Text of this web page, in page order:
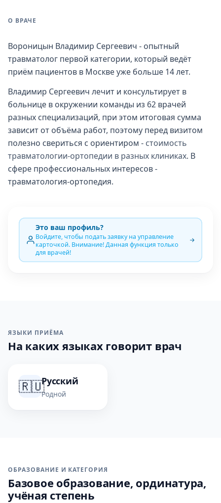
О ВРАЧЕ
Вороницын Владимир Сергеевич - опытный
травматолог первой категории, который ведёт
приём пациентов в Москве уже больше 14 лет.
Владимир Сергеевич лечит и консультирует в
больнице в окружении команды из 62 врачей
разных специализаций, при этом итоговая сумма
зависит от объёма работ, поэтому перед визитом
полезно свериться с ориентиром - стоимость
травматологии-ортопедии в разных клиниках. В
сфере профессиональных интересов -
травматология-ортопедия.
Это ваш профиль?
Войдите, чтобы подать заявку на управление
карточкой. Внимание! Данная функция только
для врачей!
ЯЗЫКИ ПРИЁМА
На каких языках говорит врач
🇷🇺Русский
Родной
ОБРАЗОВАНИЕ И КАТЕГОРИЯ
Базовое образование, ординатура,
учёная степень